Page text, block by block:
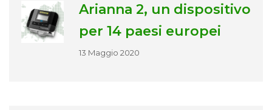
Arianna 2, un dispositivo
per 14 paesi europei
13 Maggio 2020